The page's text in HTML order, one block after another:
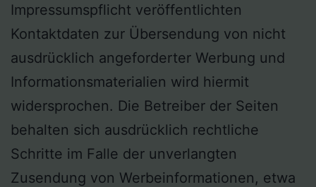
Impressumspflicht veröffentlichten
Kontaktdaten zur Übersendung von nicht
ausdrücklich angeforderter Werbung und
Informationsmaterialien wird hiermit
widersprochen. Die Betreiber der Seiten
behalten sich ausdrücklich rechtliche
Schritte im Falle der unverlangten
Zusendung von Werbeinformationen, etwa